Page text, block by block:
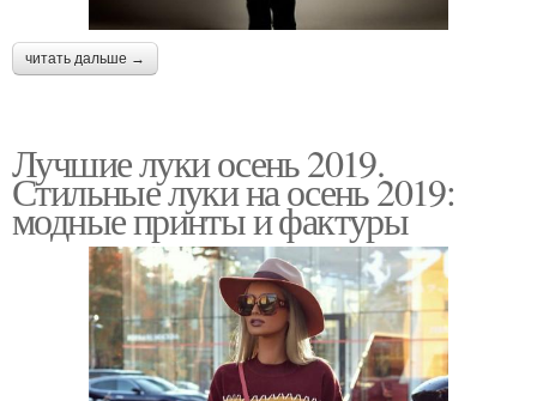
читать дальше →
Лучшие луки осень 2019.
Стильные луки на осень 2019:
модные принты и фактуры